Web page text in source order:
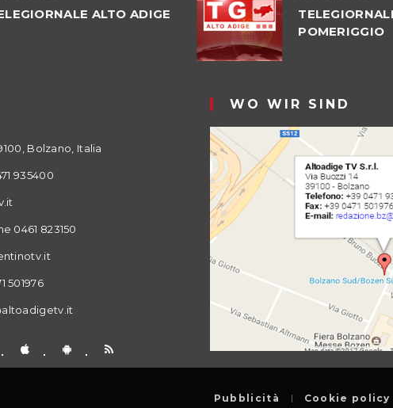
ALTO ADIGE
POMERIGGIO
Bolzano, Italia
935400
0461 823150
501976
WO WIR SIND
Pubblicità Cookie policy